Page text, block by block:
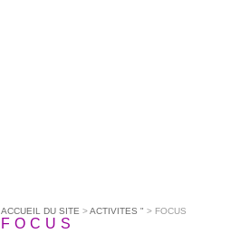
ACCUEIL DU SITE >ACTIVITES " > FOCUS
FOCUS